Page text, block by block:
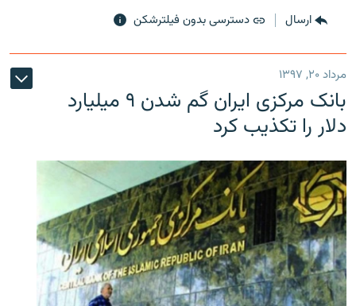
ارسال دسترسی بدون فیلترشکن
مرداد ۲۰, ۱۳۹۷
بانک مرکزی ایران گم شدن ۹ میلیارد
دلار را تکذیب کرد